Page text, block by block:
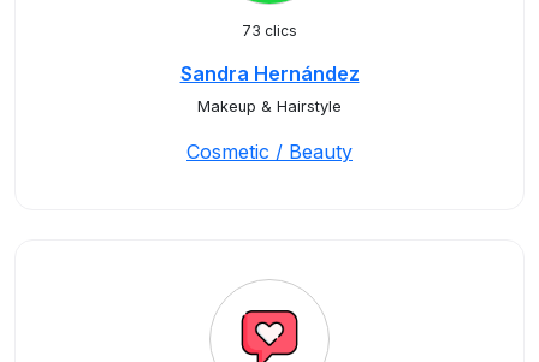
73 clics
Sandra Hernández
Makeup & Hairstyle
Cosmetic / Beauty